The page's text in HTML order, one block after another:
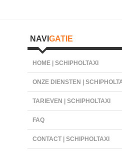
Hoofd
sidebar
NAVI GATIE
HOME | SCHIPHOLTAXI
ONZE DIENSTEN |
TARIEVEN | SCHIPHOLTAXI
FAQ
CONTACT | SCHIPHOLTAXI